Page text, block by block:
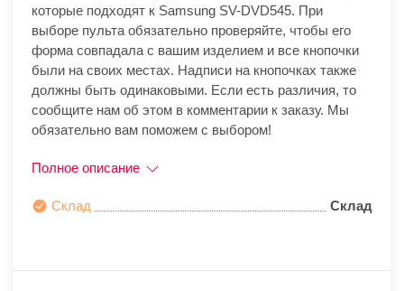
которые подходят к Samsung SV-DVD545. При
выборе пульта обязательно проверяйте, чтобы его
форма совпадала с вашим изделием и все кнопочки
были на своих местах. Надписи на кнопочках также
должны быть одинаковыми. Если есть различия, то
сообщите нам об этом в комментарии к заказу. Мы
обязательно вам поможем с выбором!
Полное описание
Склад Склад